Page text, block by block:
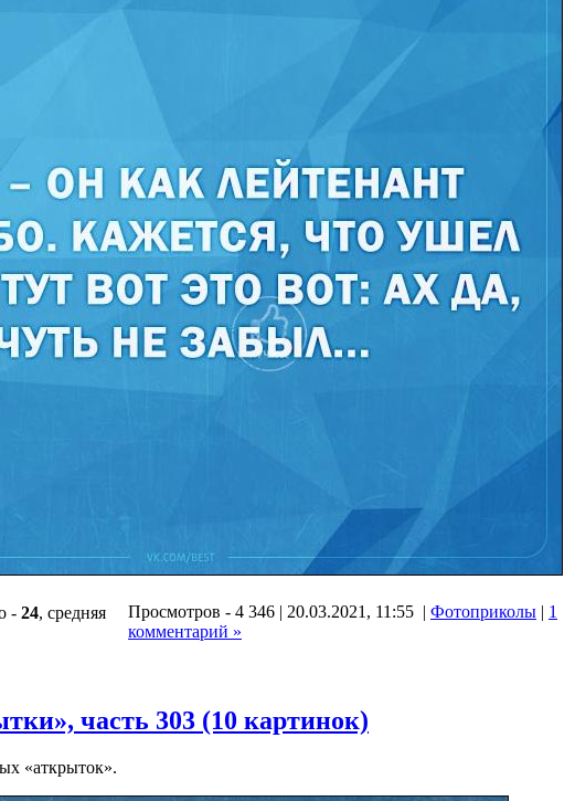
- 24, средняя
Просмотров - 4 346 | 20.03.2021, 11:55 | Фотоприколы | 1
комментарий »
часть 303 (10 картинок)
«аткрыток».